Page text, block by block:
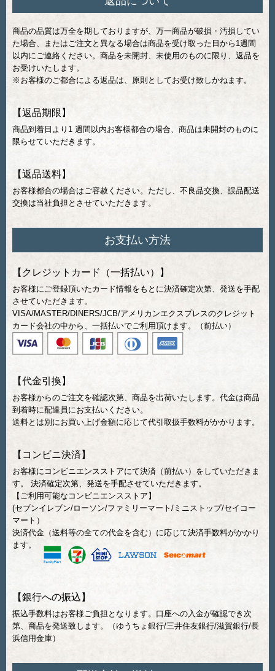
商品の品質は万全を期しておりますが、万一商品が破損・汚損してい
た場合、またはご注文と異なる場合は商品を受け取った日から1週間
以内にご連絡ください。商品を未開封、未使用のものに限り、返品を
お受けいたします。
※お客様のご都合による返品は、原則としてお受け致しかねます。
【返品期限】
商品到着日より1 週間以内お客様都合の場合、商品は未開封のものに
限らせていただきます。
【返品送料】
お客様都合の場合はご容赦ください。ただし、不良品交換、誤品配送
交換は当社負担とさせていただきます。
お支払い方法
【クレジットカード（一括払い）】
お客様にご登録頂いたカード情報をもとに決済確定次第、発送を手配
させていただきます。
VISA/MASTER/DINERS/JCB/アメリカンエクスプレスのクレジット
カード会社の中から、一括払いでご利用頂けます。（前払い）
【代金引換】
お客様からのご注文を確認次第、商品を出荷いたします。代金は商品
到着時に配達員にお支払いください。
送料とは別にお買い上げ金額に応じて代引取扱手数料がかかります。
【コンビニ決済】
お客様にコンビニエンスストアにて決済（前払い）をしていただきま
す。 決済確定次第、発送を手配させていただきます。
【ご利用可能なコンビニエンスストア】
(セブンイレブン/ローソン/ファミリーマート/ミニストップ/セイコー
マート）
決済代金（送料等の全ての代金を含む）に応じて決済手数料がかかり
ます。
【銀行への振込】
振込手数料はお客様ご負担となります。口座への入金が確認でき次
第、商品を発送致します。（ゆうちょ銀行/三井住友銀行/滋賀銀行/長
浜信用金庫）